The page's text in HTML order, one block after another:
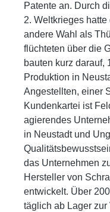
Patente an. Durch
2. Weltkrieges
andere Wahl als
flüchteten über die
bauten kurz darauf,
Produktion in
Angestellten, einer
Kundenkartei ist
agierendes
in Neustadt und
das Unternehmen
Hersteller von
entwickelt. Über
täglich ab Lager